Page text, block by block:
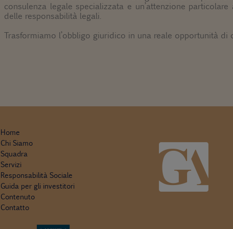
consulenza legale specializzata e un’attenzione
delle responsabilità legali.
Trasformiamo l’obbligo giuridico in una reale opportunità di
Home
Chi Siamo
Squadra
Servizi
Responsabilità Sociale
Guida per gli investitori
Contenuto
Contatto